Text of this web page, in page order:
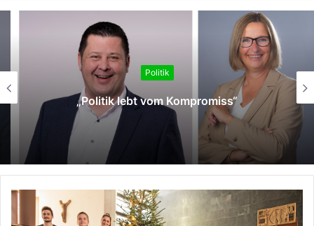
Politik
„Politik lebt vom Kompromiss“